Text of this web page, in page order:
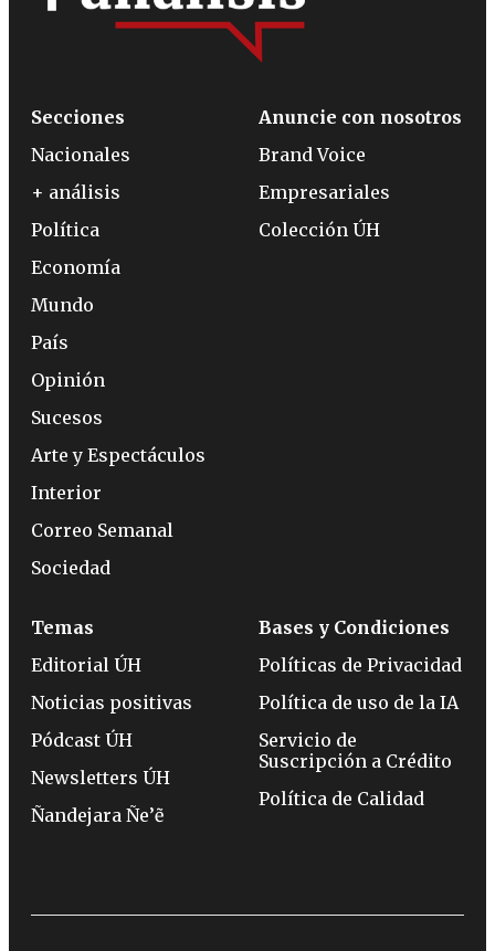
Secciones
Nacionales
+ análisis
Política
Economía
Mundo
País
Opinión
Sucesos
Arte y Espectáculos
Interior
Correo Semanal
Sociedad
Anuncie con nosotros
Brand Voice
Empresariales
Colección ÚH
Temas
Editorial ÚH
Noticias positivas
Pódcast ÚH
Newsletters ÚH
Ñandejara Ñe’ẽ
Bases y Condiciones
Políticas de Privacidad
Política de uso de la IA
Servicio de
Suscripción a Crédito
Política de Calidad